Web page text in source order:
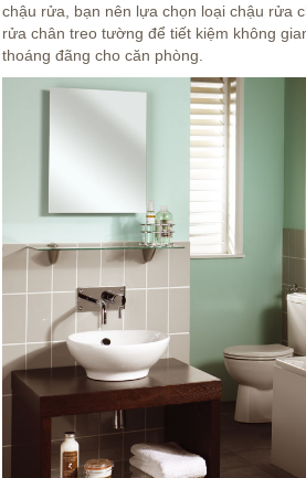
chậu rửa, bạn nên lựa chọn loại chậu rửa
rửa chân treo tường để tiết kiệm không
thoáng đãng cho căn phòng.